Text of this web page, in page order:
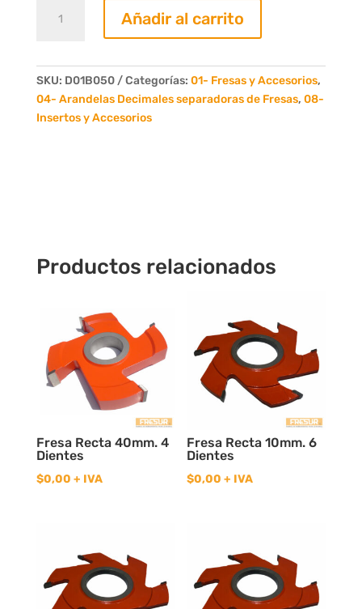
Reglaje
Eje
50
cantidad
Añadir al carrito
SKU: D01B050 Categorías: 01- Fresas y Accesorios,
04- Arandelas Decimales separadoras de Fresas, 08-
Insertos y Accesorios
Productos relacionados
Fresa Recta 40mm. 4
Dientes
$0,00 + IVA
Fresa Recta 10mm. 6
Dientes
$0,00 + IVA